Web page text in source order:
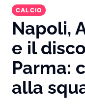
CALCIO
Napoli,
e il
Parma:
alla